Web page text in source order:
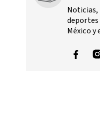
México y